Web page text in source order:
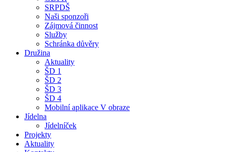
SRPDŠ
Naši sponzoři
Zájmová činnost
Služby
Schránka důvěry
Družina
Aktuality
ŠD 1
ŠD 2
ŠD 3
ŠD 4
Mobilní aplikace V obraze
Jídelna
Jídelníček
Projekty
Aktuality